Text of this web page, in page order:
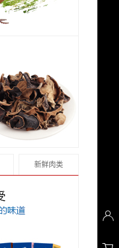
新鲜肉类
